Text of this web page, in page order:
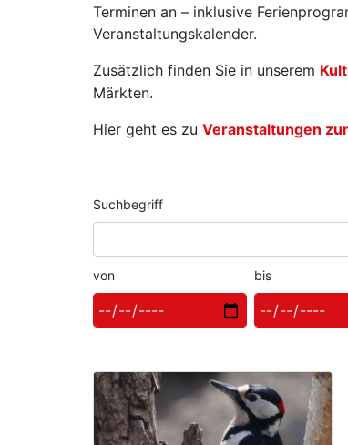
Terminen an – inklusive
Veranstaltungskalender.
Zusätzlich finden Sie in unserem
Märkten.
Hier geht es zu Veranstaltungen
Suchbegriff
von bis